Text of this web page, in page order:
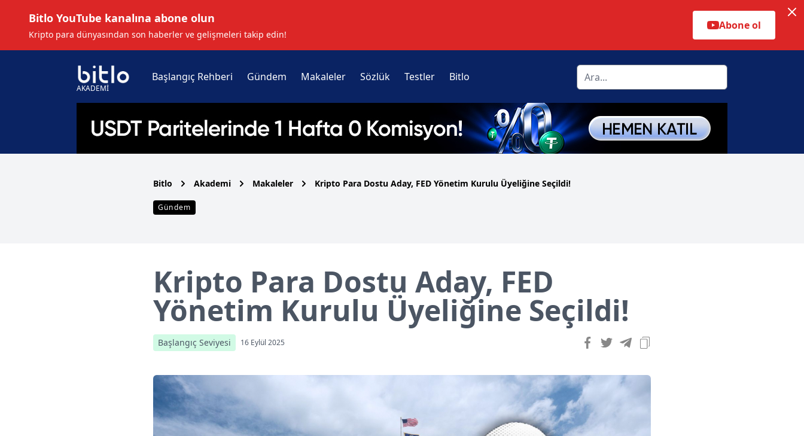
Bitlo YouTube kanalına abone olun
Kripto para dünyasından son haberler ve gelişmeleri takip edin!
Abone ol
AKADEMİ
Başlangıç Rehberi Gündem Makaleler Sözlük Testler Bitlo
Bitlo Akademi Makaleler Kripto Para Dostu Aday, FED Yönetim Kurulu Üyeliğine Seçildi!
Gündem
Kripto Para Dostu Aday, FED
Yönetim Kurulu Üyeliğine Seçildi!
Başlangıç Seviyesi 16 Eylül 2025